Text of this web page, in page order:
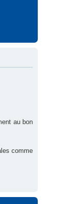
au bon
comme